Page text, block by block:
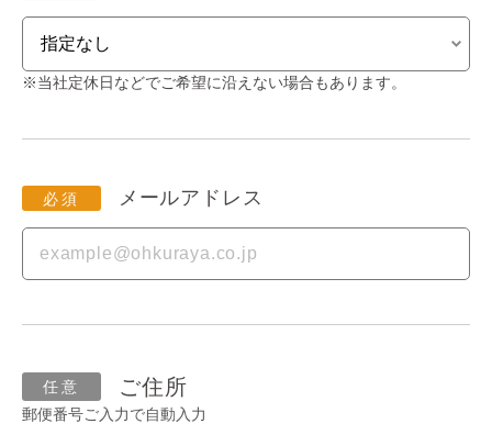
※当社定休日などでご希望に沿えない場合もあります。
メールアドレス
ご住所
郵便番号ご入力で自動入力